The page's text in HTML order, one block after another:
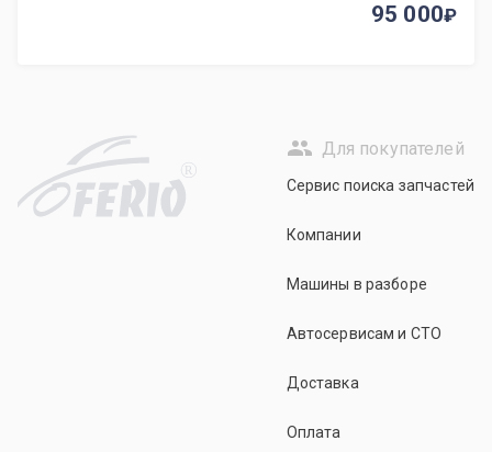
95 000
R
Для покупателей
Сервис поиска запчастей
Компании
Машины в разборе
Автосервисам и СТО
Доставка
Оплата